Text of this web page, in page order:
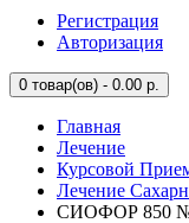
Регистрация
Авторизация
0 товар(ов) - 0.00 р.
Главная
Лечение
Курсовой
Лечение
СИОФОР 850